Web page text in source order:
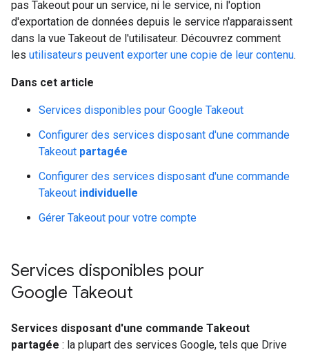
pas Takeout pour un service, ni le service, ni l'option
d'exportation de données depuis le service n'apparaissent
dans la vue Takeout de l'utilisateur. Découvrez comment
les utilisateurs peuvent exporter une copie de leur contenu.
Dans cet article
Services disponibles pour Google Takeout
Configurer des services disposant d'une commande
Takeout partagée
Configurer des services disposant d'une commande
Takeout individuelle
Gérer Takeout pour votre compte
Services disponibles pour
Google Takeout
Services disposant d'une commande Takeout
partagée : la plupart des services Google, tels que Drive